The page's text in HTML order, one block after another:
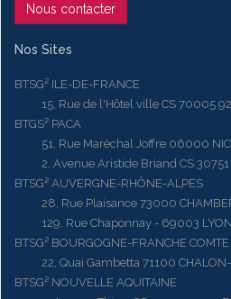
Nous contacter
Nos Sites
BTSG² ILE-DE-FRANCE
15, Rue de l'Hôtel ville CS 70005
BTGS² PACA
51, Rue Maréchal Joffre 06000
2, Avenue Aristide Briand CS 30751
BTSG² AUVERGNE-RHÔNE-ALPES
28, Rue Plaisance 73000
129, Rue Chaponnay - 69003 LYON
BTSG² BOURGOGNE-FRANCHE COMTE
22, Quai Gambetta 71100 CHALON-
BTSG² NOUVELLE AQUITAINE